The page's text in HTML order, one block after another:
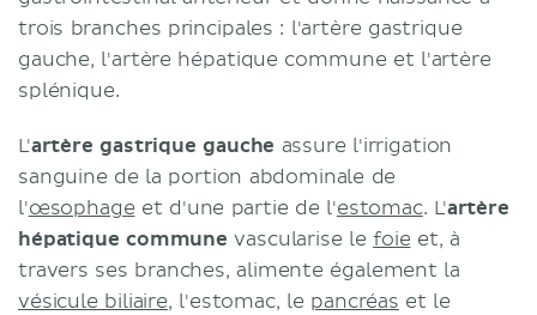
trois branches principales : l'artère gastrique
gauche, l'artère hépatique commune et l'artère
splénique.
L'artère gastrique gauche assure l'irrigation
sanguine de la portion abdominale de
l'œsophage et d'une partie de l'estomac. L'artère
hépatique commune vascularise lefoie et, à
travers ses branches, alimente également la
vésicule biliaire, l'estomac, le pancréas et le